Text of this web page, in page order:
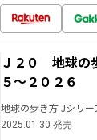
Ｊ２０ 地球
５～２０２６
地球の歩き方 Jシリー
2025.01.30 発売